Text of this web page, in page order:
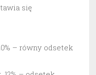
się
– równy odsetek